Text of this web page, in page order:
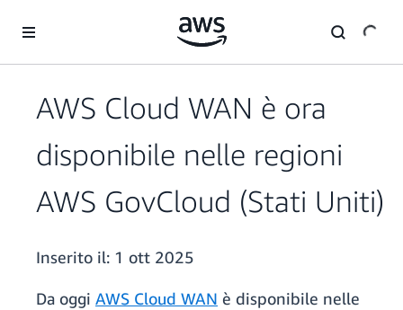
AWS Cloud WAN è ora
disponibile nelle regioni
AWS GovCloud (Stati Uniti)
Inserito il: 1 ott 2025
Da oggi AWS Cloud WAN è disponibile nelle